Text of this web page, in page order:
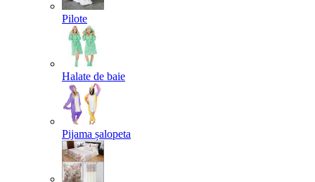
Pilote
Halate de baie
Pijama șalopeta